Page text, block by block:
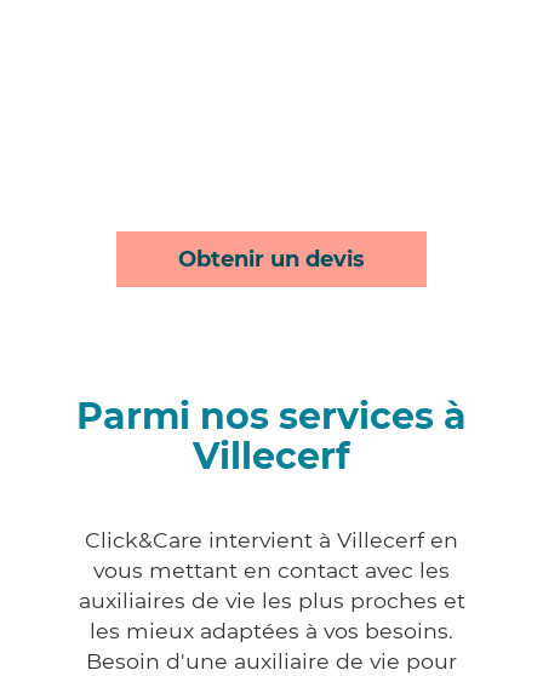
Obtenir un devis
Parmi nos services à
Villecerf
Click&Care intervient à Villecerf en
vous mettant en contact avec les
auxiliaires de vie les plus proches et
les mieux adaptées à vos besoins.
Besoin d'une auxiliaire de vie pour